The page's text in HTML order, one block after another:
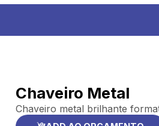
Chaveiro Metal
Chaveiro metal brilhante